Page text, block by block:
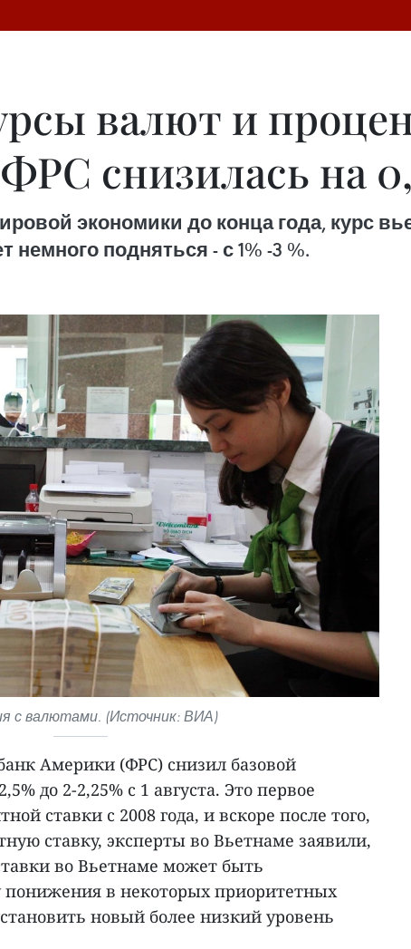
валют и
снизилась на
экономики до конца года, курс
подняться - с 1% -3 %.
с валютами. (Источник: ВИА)
Америки (ФРС) снизил базовой
до 2-2,25% с 1 августа. Это первое
ставки с 2008 года, и вскоре после того,
ставку, эксперты во Вьетнаме заявили,
во Вьетнаме может быть
понижения в некоторых приоритетных
новый более низкий уровень